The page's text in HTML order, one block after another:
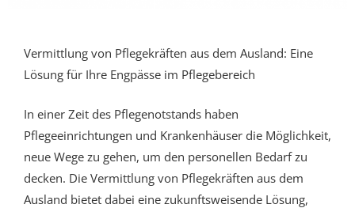
Vermittlung von Pflegekräften aus dem Ausland: Eine
Lösung für Ihre Engpässe im Pflegebereich
In einer Zeit des Pflegenotstands haben
Pflegeeinrichtungen und Krankenhäuser die Möglichkeit,
neue Wege zu gehen, um den personellen Bedarf zu
decken. Die Vermittlung von Pflegekräften aus dem
Ausland bietet dabei eine zukunftsweisende Lösung,